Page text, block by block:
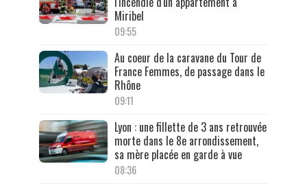
Miribel
09:55
Au coeur de la caravane du Tour de
France Femmes, de passage dans le
Rhône
09:11
Lyon : une fillette de 3 ans retrouvée
morte dans le 8e arrondissement,
sa mère placée en garde à vue
08:36